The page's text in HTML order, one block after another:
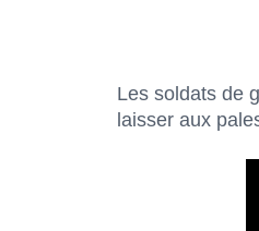
Les soldats de
laisser aux